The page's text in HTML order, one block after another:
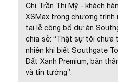
Chị Trần Thị Mỹ - khách
XSMax trong chương
tại lễ công bố dự án
chia sẻ: “Thật sự tôi chưa
nhiên khi biết Southgate
Đất Xanh Premium, bản
và tin tưởng”.